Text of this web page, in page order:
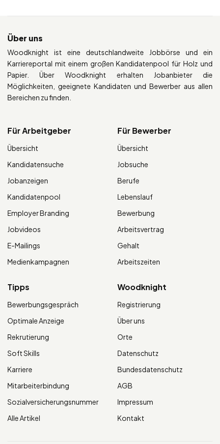
Über uns
Woodknight ist eine deutschlandweite Jobbörse und ein
Karriereportal mit einem großen Kandidatenpool für Holz und
Papier. Über Woodknight erhalten Jobanbieter die
Möglichkeiten, geeignete Kandidaten und Bewerber aus allen
Bereichen zu finden.
Für Arbeitgeber
Übersicht
Kandidatensuche
Jobanzeigen
Kandidatenpool
Employer Branding
Jobvideos
E-Mailings
Medienkampagnen
Für Bewerber
Übersicht
Jobsuche
Berufe
Lebenslauf
Bewerbung
Arbeitsvertrag
Gehalt
Arbeitszeiten
Tipps
Bewerbungsgespräch
Optimale Anzeige
Rekrutierung
Soft Skills
Karriere
Mitarbeiterbindung
Sozialversicherungsnummer
Alle Artikel
Woodknight
Registrierung
Über uns
Orte
Datenschutz
Bundesdatenschutz
AGB
Impressum
Kontakt